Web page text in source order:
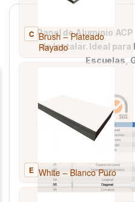
Panel de Aluminio
de Instalar. Ideal para
Escuelas,